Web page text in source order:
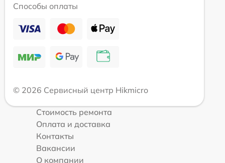
Способы оплаты
© 2026 Сервисный центр Hikmicro
Стоимость ремонта
Оплата и доставка
Контакты
Вакансии
О компании